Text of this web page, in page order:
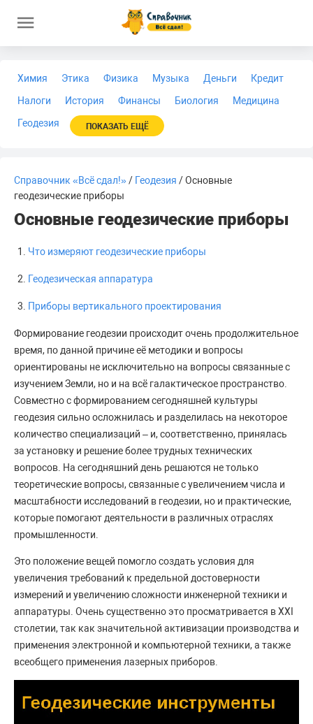
Химия Этика Физика Музыка Деньги
Кредит
Налоги
История Финансы Биология
Медицина
Геодезия
ПОКАЗАТЬ ЕЩЁ
Справочник «Всё сдал!»/ Геодезия / Основные
геодезические приборы
Основные геодезические приборы
Что измеряют геодезические приборы
Геодезическая аппаратура
Приборы вертикального проектирования
Формирование геодезии происходит очень продолжительное
время, по данной причине её методики и вопросы
ориентированы не исключительно на вопросы связанные с
изучением Земли, но и на всё галактическое пространство.
Совместно с формированием сегодняшней культуры
геодезия сильно осложнилась и разделилась на некоторое
количество специализаций – и, соответственно, принялась
за установку и решение более трудных технических
вопросов. На сегодняшний день решаются не только
теоретические вопросы, связанные с увеличением числа и
масштабности исследований в геодезии, но и практические,
которые помогают деятельности в различных отраслях
промышленности.
Это положение вещей помогло создать условия для
увеличения требований к предельной достоверности
измерений и увеличению сложности инженерной техники и
аппаратуры. Очень существенно это просматривается в XXI
столетии, так как значительной активизации производства и
применения электронной и компьютерной техники, а также
всеобщего применения лазерных приборов.